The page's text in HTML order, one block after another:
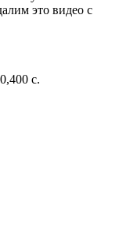
это видео с
с.